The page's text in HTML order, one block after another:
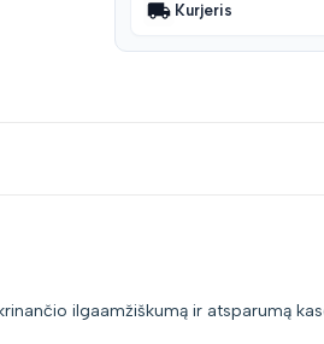
Kurjeris
ilgaamžiškumą ir atsparumą